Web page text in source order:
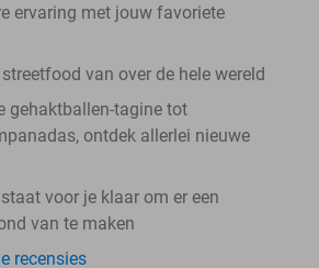
ervaring met jouw favoriete
van over de hele wereld
gehaktballen-tagine tot
ontdek allerlei nieuwe
voor je klaar om er een
van te maken
recensies